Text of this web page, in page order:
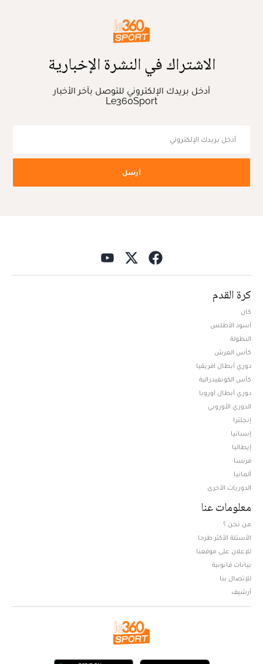
الاشتراك في النشرة الإخبارية
أدخل بريدك الإلكتروني للتوصل بآخر الأخبار
Le360Sport
أرسل
كرة القدم
كان
أسود الأطلس
البطولة
كأس العرش
دوري أبطال افريقيا
كأس الكونفيدرالية
دوري أبطال أوروبا
الدوري الأوروبي
إنجلترا
إسبانيا
إيطاليا
فرنسا
ألمانيا
الدوريات الأخرى
معلومات عنا
من نحن ؟
الأسئلة الأكثر طرحا
للإعلان على موقعنا
بيانات قانونية
للإتصال بنا
أرشيف